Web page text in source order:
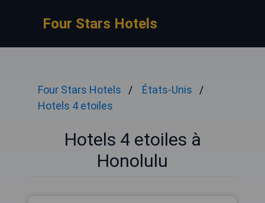
Four Stars Hotels
Four Stars Hotels
États-Unis
Hotels 4 etoiles
Hotels 4 etoiles à
Honolulu